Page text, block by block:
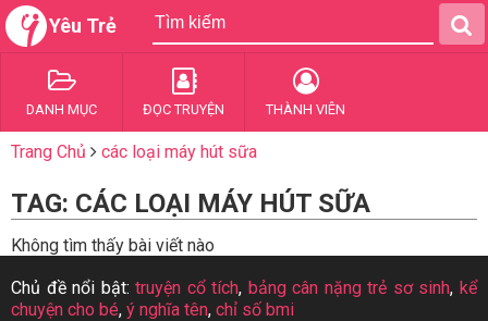
Yêu Trẻ
DANH MỤC ĐỌC TRUYỆN THÀNH VIÊN
Trang Chủ các loại máy hút sữa
TAG: CÁC LOẠI MÁY HÚT SỮA
Không tìm thấy bài viết nào
Chủ đề nổi bật:truyện cổ tích, bảng cân nặng trẻ sơ sinh,kể
chuyện cho bé, ý nghĩa tên, chỉ số bmi